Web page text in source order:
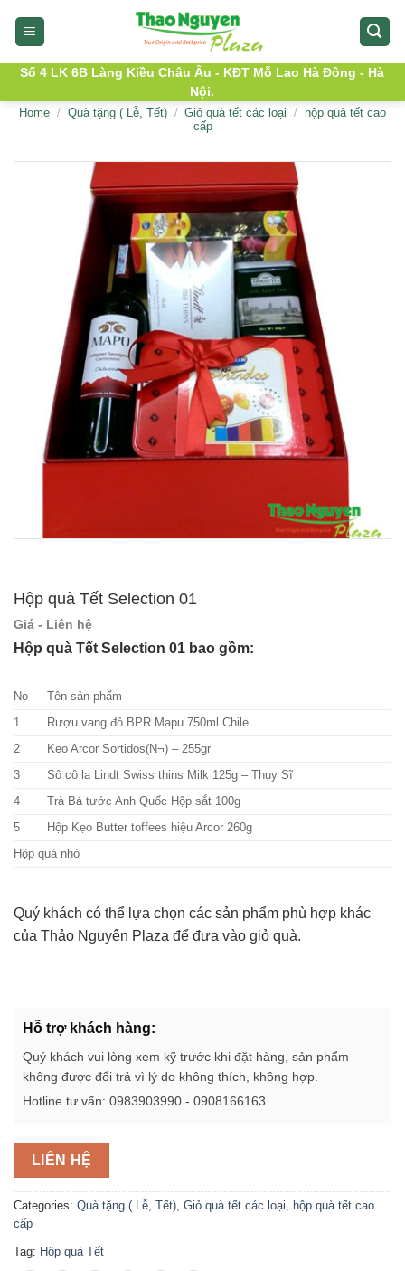
Số 4 LK 6B Làng Kiều Châu Âu - KĐT Mỗ Lao Hà Đông - Hà
Nội.
Home / Quà tặng ( Lễ, Tết) / Giỏ quà tết các loại /
hộp quà tết cao
cấp
Hộp quà Tết Selection 01
Giá - Liên hệ
Hộp quà Tết Selection 01 bao gồm:
No
Tên sản phẩm
1
Rượu vang đỏ BPR Mapu 750ml Chile
2
Kẹo Arcor Sortidos(N¬) – 255gr
3
Sô cô la Lindt Swiss thins Milk 125g – Thụy Sĩ
4
Trà Bá tước Anh Quốc Hộp sắt 100g
5
Hộp Kẹo Butter toffees hiệu Arcor 260g
Hộp quà nhỏ
Quý khách có thể lựa chọn các sản phẩm phù hợp khác
của Thảo Nguyên Plaza để đưa vào giỏ quà.
Hỗ trợ khách hàng:
Quý khách vui lòng xem kỹ trước khi đặt hàng, sản phẩm
không được đổi trả vì lý do không thích, không hợp.
Hotline tư vấn: 0983903990 - 0908166163
LIÊN HỆ
Categories: Quà tặng ( Lễ, Tết), Giỏ quà tết các loại, hộp quà tết cao
cấp
Tag: Hộp quà Tết